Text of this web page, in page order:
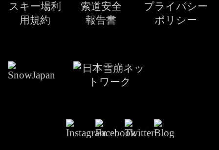
スキー場利
用規約
索道安全
報告書
プライバシー
ポリシー